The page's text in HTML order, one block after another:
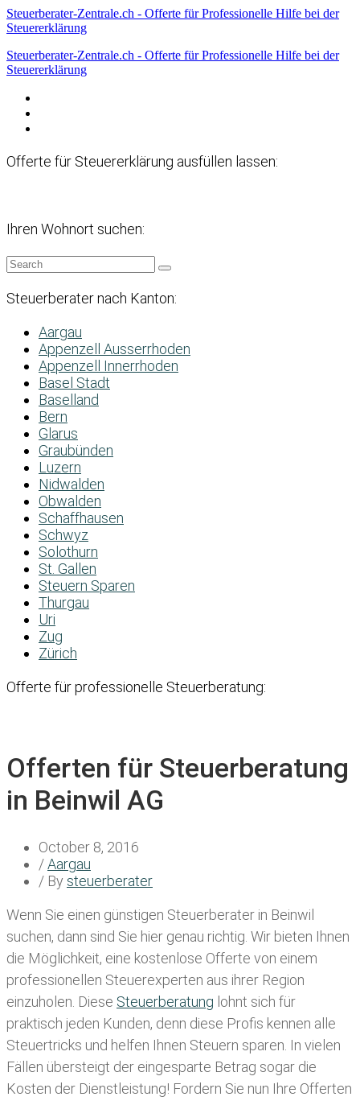
Steuerberater-Zentrale.ch - Offerte für Professionelle Hilfe bei der
Steuererklärung
Steuerberater-Zentrale.ch - Offerte für Professionelle Hilfe bei der
Steuererklärung
Offerte für Steuererklärung ausfüllen lassen:
Ihren Wohnort suchen:
Steuerberater nach Kanton:
Aargau
Appenzell Ausserrhoden
Appenzell Innerrhoden
Basel Stadt
Baselland
Bern
Glarus
Graubünden
Luzern
Nidwalden
Obwalden
Schaffhausen
Schwyz
Solothurn
St. Gallen
Steuern Sparen
Thurgau
Uri
Zug
Zürich
Offerte für professionelle Steuerberatung:
Offerten für Steuerberatung
in Beinwil AG
October 8, 2016
/Aargau
/ By steuerberater
Wenn Sie einen günstigen Steuerberater in Beinwil
suchen, dann sind Sie hier genau richtig. Wir bieten Ihnen
die Möglichkeit, eine kostenlose Offerte von einem
professionellen Steuerexperten aus ihrer Region
einzuholen. Diese Steuerberatung lohnt sich für
praktisch jeden Kunden, denn diese Profis kennen alle
Steuertricks und helfen Ihnen Steuern sparen. In vielen
Fällen übersteigt der eingesparte Betrag sogar die
Kosten der Dienstleistung! Fordern Sie nun Ihre Offerten